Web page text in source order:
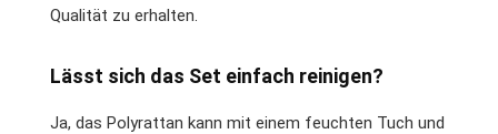
Qualität zu erhalten.
Lässt sich das Set einfach reinigen?
Ja, das Polyrattan kann mit einem feuchten Tuch und